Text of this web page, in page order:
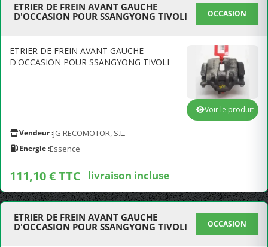
ETRIER DE FREIN AVANT GAUCHE
D'OCCASION POUR SSANGYONG TIVOLI
OCCASION
ETRIER DE FREIN AVANT GAUCHE
D'OCCASION POUR SSANGYONG TIVOLI
Vendeur :JG RECOMOTOR, S.L.
Energie :Essence
111,10 € TTC livraison incluse
Voir le produit
ETRIER DE FREIN AVANT GAUCHE
D'OCCASION POUR SSANGYONG TIVOLI
OCCASION